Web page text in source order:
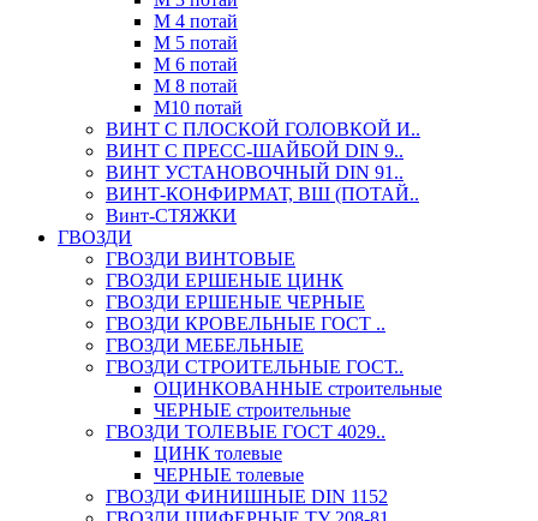
М 4 потай
М 5 потай
М 6 потай
М 8 потай
М10 потай
ВИНТ С ПЛОСКОЙ ГОЛОВКОЙ И..
ВИНТ С ПРЕСС-ШАЙБОЙ DIN 9..
ВИНТ УСТАНОВОЧНЫЙ DIN 91..
ВИНТ-КОНФИРМАТ, ВШ (ПОТАЙ..
Винт-СТЯЖКИ
ГВОЗДИ
ГВОЗДИ ВИНТОВЫЕ
ГВОЗДИ ЕРШЕНЫЕ ЦИНК
ГВОЗДИ ЕРШЕНЫЕ ЧЕРНЫЕ
ГВОЗДИ КРОВЕЛЬНЫЕ ГОСТ ..
ГВОЗДИ МЕБЕЛЬНЫЕ
ГВОЗДИ СТРОИТЕЛЬНЫЕ ГОСТ..
ОЦИНКОВАННЫЕ строительные
ЧЕРНЫЕ строительные
ГВОЗДИ ТОЛЕВЫЕ ГОСТ 4029..
ЦИНК толевые
ЧЕРНЫЕ толевые
ГВОЗДИ ФИНИШНЫЕ DIN 1152